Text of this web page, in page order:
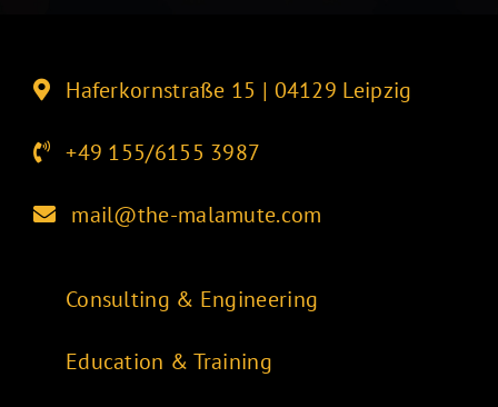
Haferkornstraße 15 | 04129 Leipzig
+49 155/6155 3987
mail@the-malamute.com
Consulting & Engineering
Education & Training